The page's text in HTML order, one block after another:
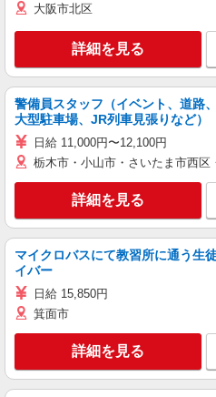
大阪市北区
詳細を見る
警備員スタッフ（イベント、道路、
大型駐車場、JR列車見張りなど）
日給 11,000円〜12,100円
栃木市・小山市・さいたま市西
詳細を見る
マイクロバスにて教習所に通う生
イバー
日給 15,850円
箕面市
詳細を見る